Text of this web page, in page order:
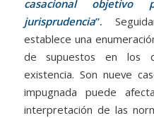
casacional
jurisprudencia”.
establece una
de supuestos en los
existencia. Son nueve
impugnada puede
interpretación de las